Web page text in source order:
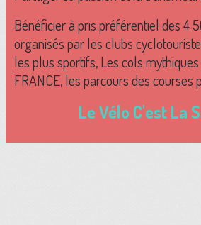
Bénéficier à pris préférentiel des 4
organisés par les clubs
les plus sportifs, Les cols
FRANCE, les parcours des courses
Le Vélo C'est La